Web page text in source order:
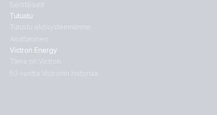
Tutustu
Tutustu ekosysteemiimme
Aloittaminen
Victron Energy
Tämä on Victron
50 vuotta Victronin historiaa
Sertifikaatit